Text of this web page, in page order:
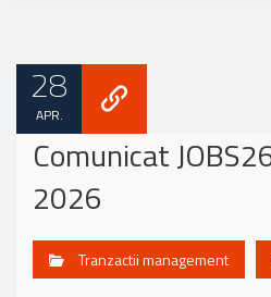
28
APR.
Comunicat
2026
Tranzactii management